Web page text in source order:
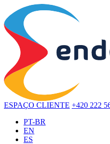
ESPAÇO CLIENTE +420 222
PT-BR
EN
ES